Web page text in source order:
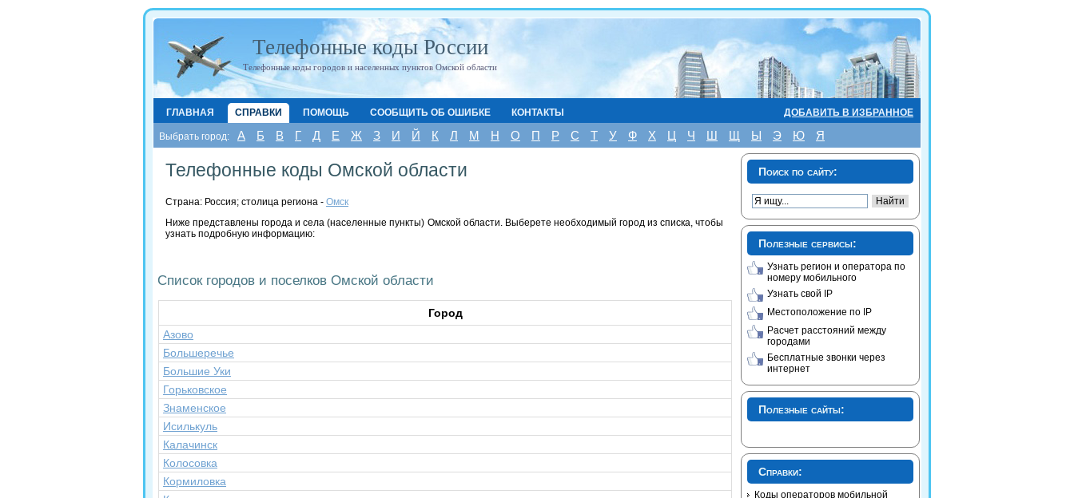
Телефонные коды России
Телефонные коды городов и населенных пунктов Омской области
ГЛАВНАЯ СПРАВКИ ПОМОЩЬ СООБЩИТЬ ОБ ОШИБКЕ КОНТАКТЫ ДОБАВИТЬ В ИЗБРАННОЕ
Выбрать город: А Б В Г Д Е Ж З И Й К Л М Н О П Р С Т У Ф Х Ц Ч Ш Щ Ы Э Ю Я
Телефонные коды Омской области
Страна: Россия; cтолица региона - Омск
Ниже представлены города и села (населенные пункты) Омской области. Выберете необходимый город из списка, чтобы
узнать подробную информацию:
Список городов и поселков Омской области
Город
Азово
Большеречье
Большие Уки
Горьковское
Знаменское
Исилькуль
Калачинск
Колосовка
Кормиловка
Поиск по сайту:
Полезные сервисы:
Узнать регион и оператора по
номеру мобильного
Узнать свой IP
Местоположение по IP
Расчет расстояний между
городами
Бесплатные звонки через
интернет
Полезные сайты:
Справки:
Коды операторов мобильной